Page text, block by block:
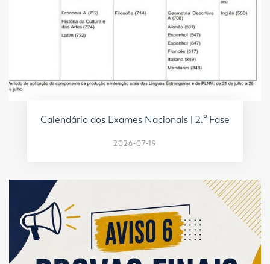
Calendário dos Exames Nacionais | 2.ª Fase
2026-07-19